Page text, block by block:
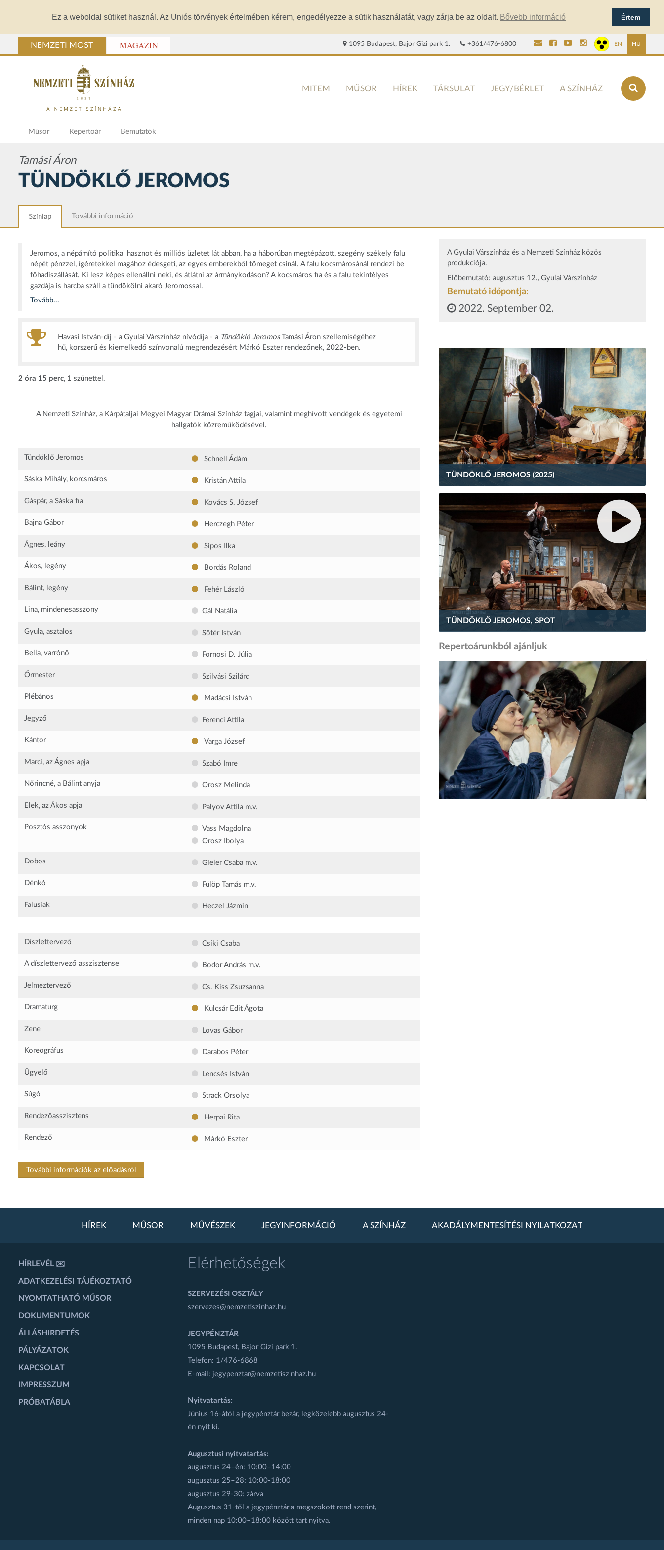
Ez a weboldal sütiket használ. Az Uniós törvények értelmében kérem, engedélyezze a sütik használatát, vagy zárja be az oldalt. Bővebb információ Értem
NEMZETI MOST MAGAZIN 1095 Budapest, Bajor Gizi park 1. +361/476-6800 EN HU
MITEM MŰSOR HÍREK TÁRSULAT JEGY/BÉRLET A SZÍNHÁZ
Műsor Repertoár Bemutatók
Tamási Áron
TÜNDÖKLŐ JEROMOS
Színlap További információ
Jeromos, a népámító politikai hasznot és milliós üzletet lát abban, ha a háborúban megtépázott, szegény székely falu
népét pénzzel, ígéretekkel magához édesgeti, az egyes emberekből tömeget csinál. A falu kocsmárosánál rendezi be
főhadiszállását. Ki lesz képes ellenállni neki, és átlátni az ármánykodáson? A kocsmáros fia és a falu tekintélyes
gazdája is harcba száll a tündökölni akaró Jeromossal.
Tovább...
Havasi István-díj - a Gyulai Várszínház nívódíja - a Tündöklő JeromosTamási Áron szellemiségéhez
hű, korszerű és kiemelkedő színvonalú megrendezésért Márkó Eszter rendezőnek, 2022-ben.
2 óra 15 perc, 1 szünettel.
A Nemzeti Színház, a Kárpátaljai Megyei Magyar Drámai Színház tagjai, valamint meghívott vendégek és egyetemi
hallgatók közreműködésével.
Tündöklő Jeromos Schnell Ádám
Sáska Mihály, korcsmáros Kristán Attila
Gáspár, a Sáska fia Kovács S. József
Bajna Gábor Herczegh Péter
Ágnes, leány Sipos Ilka
Ákos, legény Bordás Roland
Bálint, legény Fehér László
Lina, mindenesasszony Gál Natália
Gyula, asztalos Sőtér István
Bella, varrónő Fornosi D. Júlia
Őrmester Szilvási Szilárd
Plébános Madácsi István
Jegyző Ferenci Attila
Kántor Varga József
Marci, az Ágnes apja Szabó Imre
Nőrincné, a Bálint anyja Orosz Melinda
Elek, az Ákos apja Palyov Attila m.v.
Posztós asszonyok
Vass Magdolna
Orosz Ibolya
Dobos Gieler Csaba m.v.
Dénkó Fülöp Tamás m.v.
Falusiak Heczel Jázmin
Díszlettervező Csíki Csaba
A díszlettervező asszisztense Bodor András m.v.
Jelmeztervező Cs. Kiss Zsuzsanna
Dramaturg Kulcsár Edit Ágota
Zene Lovas Gábor
Koreográfus Darabos Péter
Ügyelő Lencsés István
Súgó Strack Orsolya
Rendezőasszisztens Herpai Rita
Rendező Márkó Eszter
További információk az előadásról
A Gyulai Várszínház és a Nemzeti Színház közös
produkciója.
Előbemutató: augusztus 12., Gyulai Várszínház
Bemutató időpontja:
2022. September 02.
TÜNDÖKLŐ JEROMOS (2025)
TÜNDÖKLŐ JEROMOS, SPOT
Repertoárunkból ajánljuk
HÍREK MŰSOR MŰVÉSZEK JEGYINFORMÁCIÓ A SZÍNHÁZ AKADÁLYMENTESÍTÉSI NYILATKOZAT
HÍRLEVÉL ✉️
ADATKEZELÉSI TÁJÉKOZTATÓ
NYOMTATHATÓ MŰSOR
DOKUMENTUMOK
ÁLLÁSHIRDETÉS
PÁLYÁZATOK
KAPCSOLAT
IMPRESSZUM
PRÓBATÁBLA
Elérhetőségek
SZERVEZÉSI OSZTÁLY
szervezes@nemzetiszinhaz.hu
JEGYPÉNZTÁR
1095 Budapest, Bajor Gizi park 1.
Telefon: 1/476-6868
E-mail: jegypenztar@nemzetiszinhaz.hu
Nyitvatartás:
Június 16-ától a jegypénztár bezár, legközelebb augusztus 24-
én nyit ki.
Augusztusi nyitvatartás:
augusztus 24–én: 10:00–14:00
augusztus 25–28: 10:00-18:00
augusztus 29-30: zárva
Augusztus 31-től a jegypénztár a megszokott rend szerint,
minden nap 10:00–18:00 között tart nyitva.